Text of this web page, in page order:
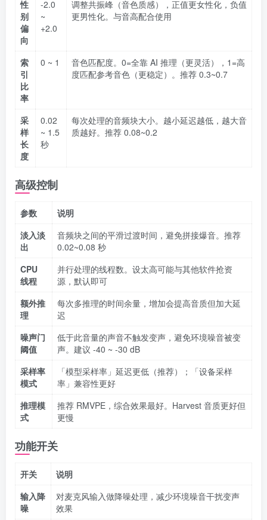
性
别
偏
向
-2.0
~
+2.0
调整共振峰（音色质感），正值更女性化，负值
更男性化。与音高配合使用
索
引
比
率
0 ~ 1
音色匹配度。0=全靠 AI 推理（更灵活），1=高
度匹配参考音色（更稳定）。推荐 0.3~0.7
采
样
长
度
0.02
~ 1.5
秒
每次处理的音频块大小。越小延迟越低，越大音
质越好。推荐 0.08~0.2
高级控制
参数
说明
淡入淡
出
音频块之间的平滑过渡时间，避免拼接爆音。推荐
0.02~0.08 秒
CPU
线程
并行处理的线程数。设太高可能与其他软件抢资
源，默认即可
额外推
理
每次多推理的时间余量，增加会提高音质但加大延
迟
噪声门
阈值
低于此音量的声音不触发变声，避免环境噪音被变
声。建议 -40 ~ -30 dB
采样率
模式
「模型采样率」延迟更低（推荐）；「设备采样
率」兼容性更好
推理模
式
推荐 RMVPE，综合效果最好。Harvest 音质更好但
更慢
功能开关
开关
说明
输入降
噪
对麦克风输入做降噪处理，减少环境噪音干扰变声
效果